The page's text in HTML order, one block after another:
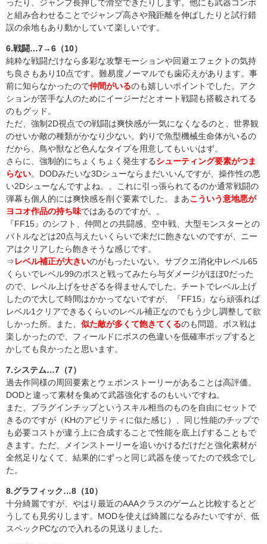
ったり、ジャンプ長押しで滑空できたりします。他にも武器コンボ
と組み合わせることでジャンプ高さや飛距離を伸ばしたりと試行錯
誤の余地もあり動かしていて楽しいです。
6.戦闘…7→6（10）
純粋な戦闘だけなら多彩な攻撃モーションや回避エフェクトの気持
ち良さもあり10点です。難易度ノーマルでも歯応えがあります。事
前に知らなかったので仲間がいるのも嬉しいポイントでした。アク
ションが苦手な人のためにイージーだとオート戦闘も搭載されてる
のもグッド。
ただ、強制2D視点での戦闘は爽快感が一気になくなるのと、世界観
のせいか敵の種類がかなり少ない。釣りで魚型機械生命体がいるの
だから、鳥や獣など色んなタイプを用意してもいいはず。
さらに、強制的にちょくちょく発生する シューティング要素がつま
らない。DODみたいな3Dシューならまだいいんですが、操作性の悪
い2Dシューなんですよね。。これに引っ張られてるのか通常戦闘の
弾幕も個人的には爽快感を削ぐ要素でした。まあこういう意地悪が
ヨコオ作品の持ち味ではあるのですが。。
『FF15』のシフト、仲間との共闘感、空中戦、大型モンスターとの
バトルなどは20点与えたいくらいで未だに飽きないのですが、ニー
アはクリアしたら飽きそうな感じです。
⇒ レベル補正が大きいのがもったいない。サブクエ消化中レベル65
くらいでレベル99のボスと戦ってみたら与ダメージがほぼ0だった
ので、レベル上げをせざるを得ませんでした。チートでレベル上げ
したので大して時間はかかってないですが、『FF15』なら頑張れば
レベル1クリアできるくらいのレベル補正なのでもう少し調整して欲
しかった所。また、 似た敵が多くて飽きてくるのも問題。ボス戦は
楽しかったので、フィールドにボスの色違いを低確率ポップすると
かしても良かったと思います。
7.システム…7（7）
過去作同様の周回要素とウェポンストーリーがあることは高評価。
DODと違って素材を集めて武器強化するのもいいですね。
また、プラグインチップというスキル相当のものを自由にセットで
きるのですが（KHのアビリティに似た感じ）、同じ性能のチップで
も必要コストが違う上に合成することで性能を底上げすることもで
きます。ただ、メインストーリーを追いかけるだけだと強化素材が
全然足りなくて、結果的にずっと同じ武器を使ってたので残念でし
た。
8.グラフィック…8（10）
十分綺麗ですが、やはり最近のAAAクラスのゲームと比較するとど
うしても見劣りします。MODを使えば綺麗になるみたいですが、低
スペックPCなので入れるの見送りました。